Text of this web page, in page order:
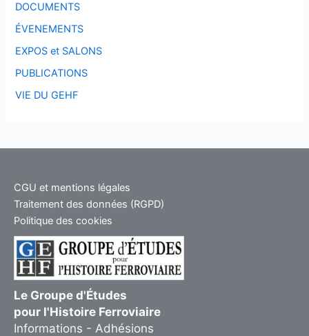
DOCUMENTS
ÉVENEMENTS
EXPOS et SALONS
PUBLICATIONS
VIE DU GEHF
CGU et mentions légales
Traitement des données (RGPD)
Politique des cookies
Le Groupe d'Études
pour l'Histoire Ferroviaire
Informations - Adhésions